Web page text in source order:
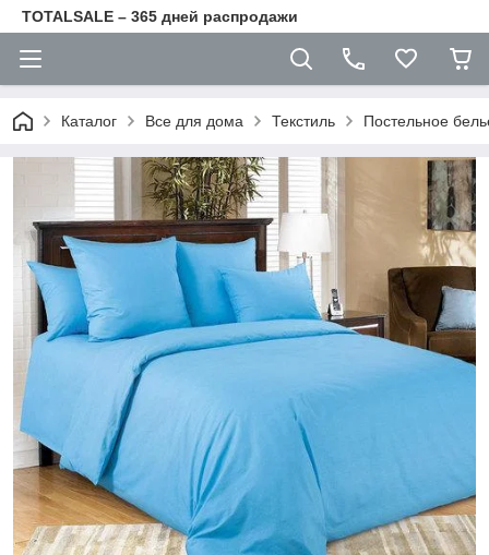
TOTALSALE – 365 дней распродажи
Каталог Все для дома Текстиль Постельное